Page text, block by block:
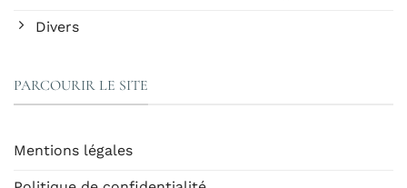
Divers
PARCOURIR LE SITE
Mentions légales